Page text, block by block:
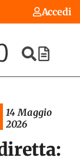
Accedi
14 Maggio
2026